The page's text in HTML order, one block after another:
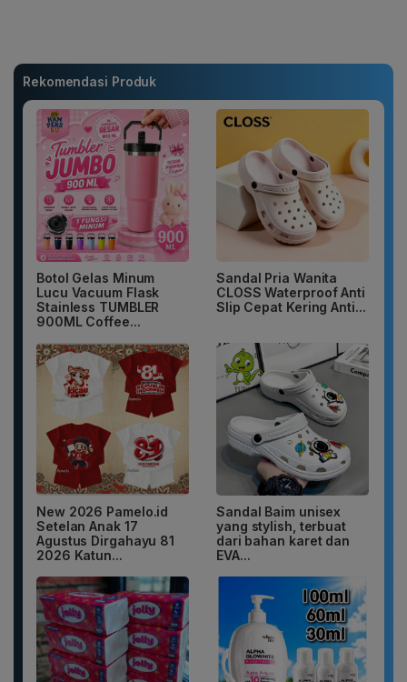
Rekomendasi Produk
Botol Gelas Minum
Lucu Vacuum Flask
Stainless TUMBLER
900ML Coffee...
Sandal Pria Wanita
CLOSS Waterproof Anti
Slip Cepat Kering Anti...
New 2026 Pamelo.id
Setelan Anak 17
Agustus Dirgahayu 81
2026 Katun...
Sandal Baim unisex
yang stylish, terbuat
dari bahan karet dan
EVA...